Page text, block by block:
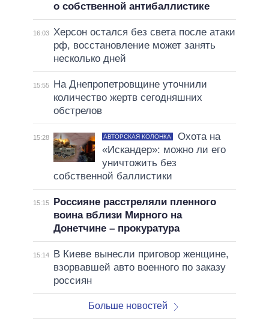
о собственной антибаллистике
16:03 Херсон остался без света после атаки
рф, восстановление может занять
несколько дней
15:55
На Днепропетровщине уточнили
количество жертв сегодняшних
обстрелов
15:28 АВТОРСКАЯ КОЛОНКА
Охота на
«Искандер»: можно ли его
уничтожить без
собственной баллистики
15:15
Россияне расстреляли пленного
воина вблизи Мирного на
Донетчине – прокуратура
15:14
В Киеве вынесли приговор женщине,
взорвавшей авто военного по заказу
россиян
Больше новостей